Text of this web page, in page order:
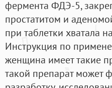
фермента ФДЭ-5,
простатитом и
при таблетки хватала
Инструкция по
женщина имеет такие
такой препарат может